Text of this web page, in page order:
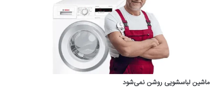
ماشین لباسشویی روشن نمی‌شود